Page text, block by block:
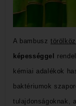
A bambusz
képességgel
kémiai adalékok
baktériumok
tulajdonságoknak,